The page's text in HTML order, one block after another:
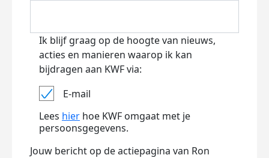
Ik blijf graag op de hoogte van nieuws,
acties en manieren waarop ik kan
bijdragen aan KWF via:
E-mail
Lees hier hoe KWF omgaat met je
persoonsgegevens.
Jouw bericht op de actiepagina van Ron